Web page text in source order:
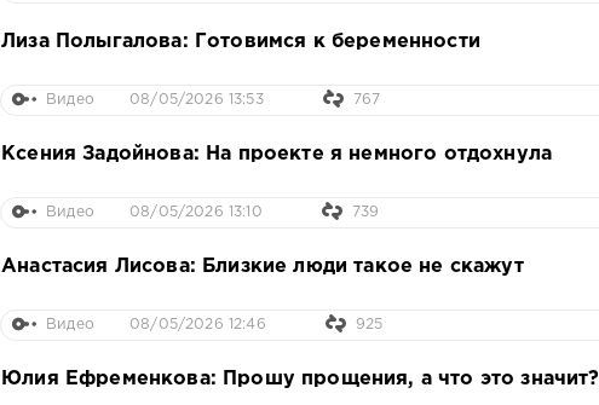
Лиза Полыгалова: Готовимся к беременности
Видео 08/05/2026 13:53 767
Ксения Задойнова: На проекте я немного отдохнула
Видео 08/05/2026 13:10 739
Анастасия Лисова: Близкие люди такое не скажут
Видео 08/05/2026 12:46 925
Юлия Ефременкова: Прошу прощения, а что это значит?